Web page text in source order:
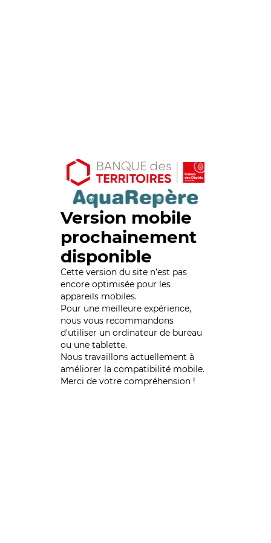
Version mobile
prochainement
disponible
Cette version du site n’est pas
encore optimisée pour les
appareils mobiles.
Pour une meilleure expérience,
nous vous recommandons
d'utiliser un ordinateur de bureau
ou une tablette.
Nous travaillons actuellement à
améliorer la compatibilité mobile.
Merci de votre compréhension !